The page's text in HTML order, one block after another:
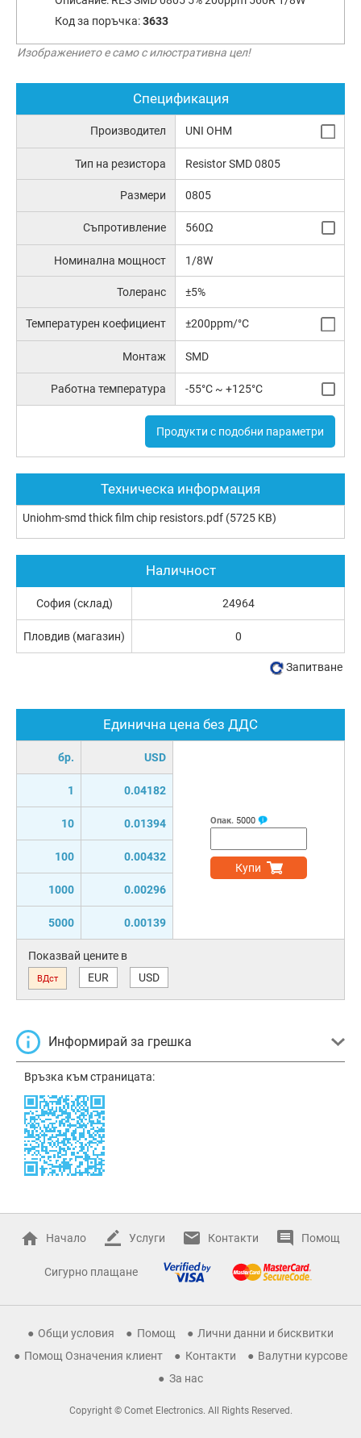
Код за поръчка:3633
Изображението е само с илюстративна цел!
Спецификация
Производител UNI OHM
Тип на резистора Resistor SMD 0805
Размери 0805
Съпротивление 560Ω
Номинална мощност 1/8W
Толеранс ±5%
Температурен коефициент ±200ppm/°C
Монтаж SMD
Работна температура -55°C ~ +125°C
Продукти с подобни параметри
Техническа информация
Uniohm-smd thick film chip resistors.pdf (5725 KB)
Единична цена без ДДС
бр. USD
1 0.04182
10 0.01394
100 0.00432
1000 0.00296
5000 0.00139
Опак. 5000
Купи
Показвай цените в
ВДст EUR USD
Информирай за грешка
Връзка към страницата:
Наличност
София (склад) 24964
Пловдив (магазин) 0
Запитване
Начало Услуги Контакти Помощ
Сигурно плащане
Общи условия Помощ
Лични данни и бисквитки
Помощ Означения клиент
Контакти
Валутни курсове
За нас
Copyright © Comet Electronics. All Rights Reserved.